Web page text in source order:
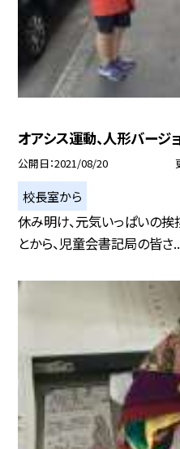
オアシス運動、人形バージョ
公開日 2021/08/20
校長室から
休み明け、元気いっぱいの挨
とから、児童会書記局の皆さ